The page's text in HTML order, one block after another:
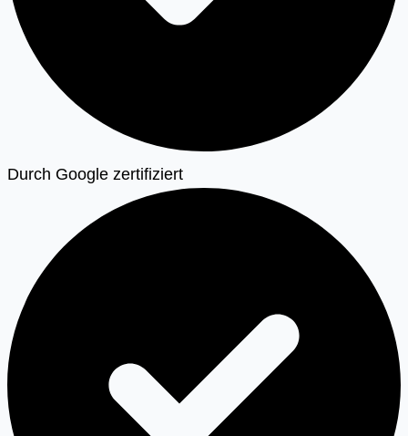
Durch Google zertifiziert